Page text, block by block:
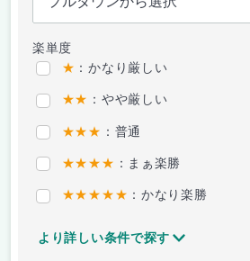
楽単度
★ ：かなり厳しい
★★ ：やや厳しい
★★★ ：普通
★★★★ ：まぁ楽勝
★★★★★ ：かなり楽勝
より詳しい条件で探す